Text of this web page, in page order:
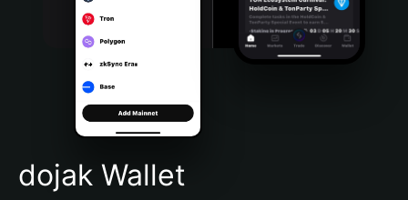
Português (Brasil)
Español (Argentina)
dojak Wallet